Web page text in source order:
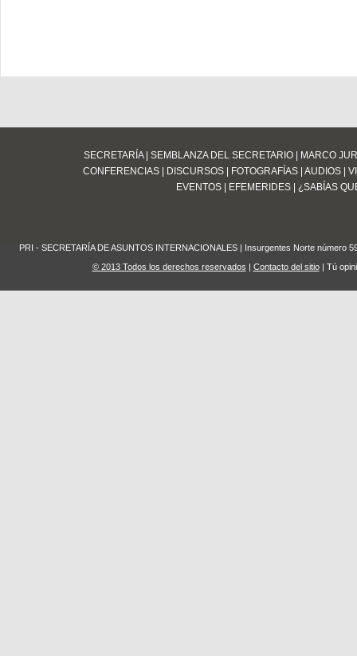
SECRETARÍA| SEMBLANZA DEL SECRETARIO | MARCO
CONFERENCIAS| DISCURSOS| FOTOGRAFÍAS| AUDIOS|
EVENTOS | EFEMERIDES | ¿SABÍAS
PRI - SECRETARÍA DE ASUNTOS INTERNACIONALES | Insurgentes Norte número
© 2013 Todos los derechos reservados | Contacto del sitio| Tú